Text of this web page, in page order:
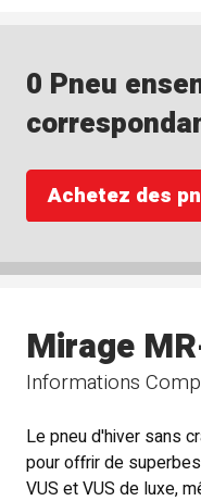
0 Pneu
Achetez des
Informations
Mirage
Le pneu d'hiver sans
pour offrir de
VUS et VUS de luxe,